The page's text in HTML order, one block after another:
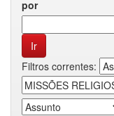
por
Filtros correntes: